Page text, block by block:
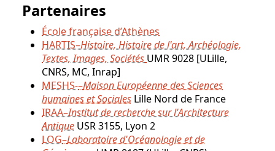
Partenaires
École française d’Athènes
HARTIS–Histoire, Histoire de l'art, Archéologie,
Textes, Images, Sociétés UMR 9028 [ULille,
CNRS, MC, Inrap]
MESHS-–Maison Européenne des Sciences
humaines et Sociales Lille Nord de France
IRAA–Institut de recherche sur l'Architecture
Antique USR 3155, Lyon 2
LOG–Laboratoire d'Océanologie et de